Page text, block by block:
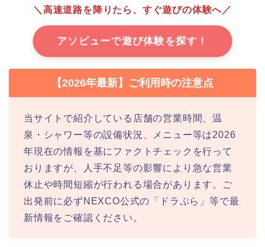
＼高速道路を降りたら、すぐ遊びの体験へ／
アソビューで遊び体験を探す！
【2026年最新】ご利用時の注意点
当サイトで紹介している店舗の営業時間、温
泉・シャワー等の設備状況、メニュー等は2026
年現在の情報を基にファクトチェックを行って
おりますが、人手不足等の影響により急な営業
休止や時間短縮が行われる場合があります。ご
出発前に必ずNEXCO公式の「ドラぷら」等で最
新情報をご確認ください。